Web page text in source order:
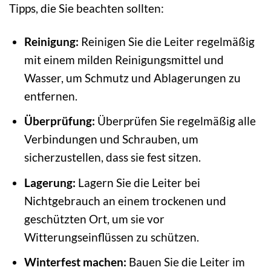
Tipps, die Sie beachten sollten:
Reinigung: Reinigen Sie die Leiter regelmäßig
mit einem milden Reinigungsmittel und
Wasser, um Schmutz und Ablagerungen zu
entfernen.
Überprüfung: Überprüfen Sie regelmäßig alle
Verbindungen und Schrauben, um
sicherzustellen, dass sie fest sitzen.
Lagerung: Lagern Sie die Leiter bei
Nichtgebrauch an einem trockenen und
geschützten Ort, um sie vor
Witterungseinflüssen zu schützen.
Winterfest machen: Bauen Sie die Leiter im